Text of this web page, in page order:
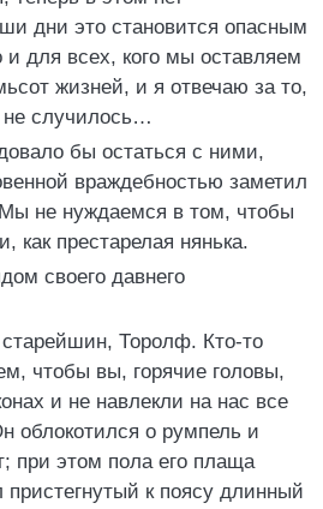
дни это становится опасным
и для всех, кого мы оставляем
жизней, и я отвечаю за то,
случилось…
бы остаться с ними,
враждебностью заметил
не нуждаемся в том, чтобы
как престарелая нянька.
своего давнего
Торолф. Кто-то
чтобы вы, горячие головы,
и не навлекли на нас все
облокотился о румпель и
при этом пола его плаща
пристегнутый к поясу длинный